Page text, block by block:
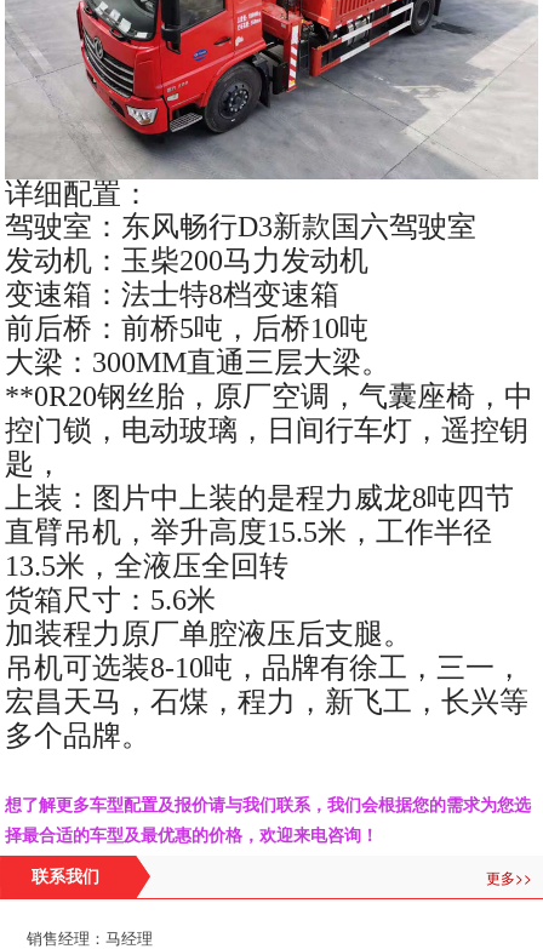
详细配置：
驾驶室：东风畅行D3新款国六驾驶室
发动机：玉柴200马力发动机
变速箱：法士特8档变速箱
前后桥：前桥5吨，后桥10吨
大梁：300MM直通三层大梁。
**0R20钢丝胎，原厂空调，气囊座椅，中
控门锁，电动玻璃，日间行车灯，遥控钥
匙，
上装：图片中上装的是程力威龙8吨四节
直臂吊机，举升高度15.5米，工作半径
13.5米，全液压全回转
货箱尺寸：5.6米
加装程力原厂单腔液压后支腿。
吊机可选装8-10吨，品牌有徐工，三一，
宏昌天马，石煤，程力，新飞工，长兴等
多个品牌。
想了解更多车型配置及报价请与我们联系，我们会根据您的需求为您选
择最合适的车型及最优惠的价格，欢迎来电咨询！
联系我们 更多>>
销售经理：马经理